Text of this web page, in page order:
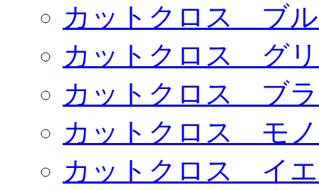
カットクロス ブ
カットクロス グ
カットクロス ブ
カットクロス モ
カットクロス イ